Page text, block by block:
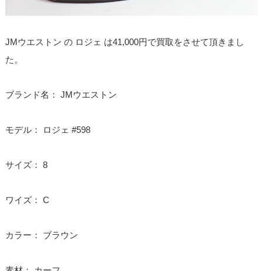
JMウエストン の ロジェ は41,000円で買取をさせて頂きまし
た。
ブランド名： JMウエストン
モデル： ロジェ #598
サイズ： 8
ワイズ： C
カラー： ブラウン